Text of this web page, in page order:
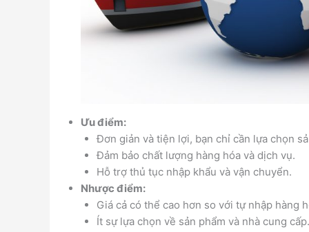
Ưu điểm:
Đơn giản và tiện lợi, bạn chỉ cần lựa chọn
Đảm bảo chất lượng hàng hóa và dịch vụ.
Hỗ trợ thủ tục nhập khẩu và vận chuyển.
Nhược điểm:
Giá cả có thể cao hơn so với tự nhập hàng
Ít sự lựa chọn về sản phẩm và nhà cung cấp.